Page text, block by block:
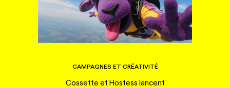
CAMPAGNES ET CRÉATIVITÉ
Cossette et Hostess lancent